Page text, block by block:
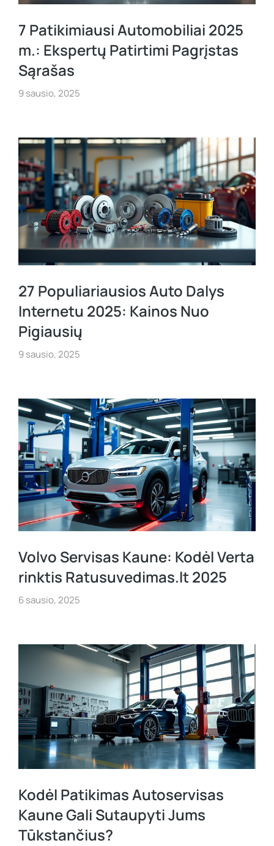
7 Patikimiausi Automobiliai 2025
m.: Ekspertų Patirtimi Pagrįstas
Sąrašas
9 sausio, 2025
27 Populiariausios Auto Dalys
Internetu 2025: Kainos Nuo
Pigiausių
9 sausio, 2025
Volvo Servisas Kaune: Kodėl Verta
rinktis Ratusuvedimas.lt 2025
6 sausio, 2025
Kodėl Patikimas Autoservisas
Kaune Gali Sutaupyti Jums
Tūkstančius?